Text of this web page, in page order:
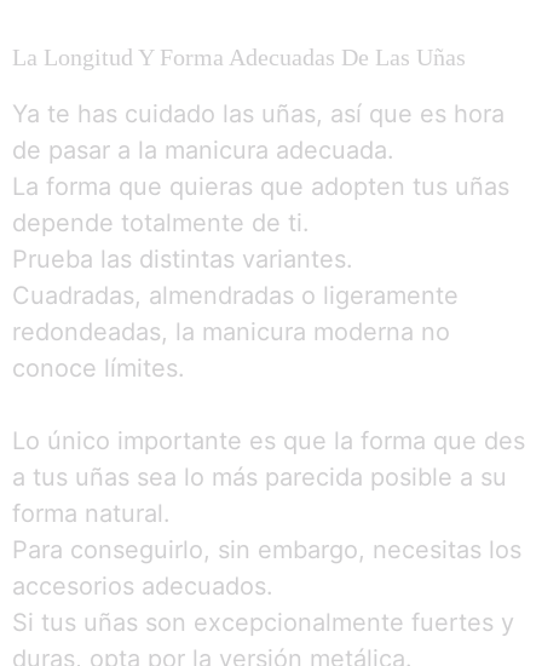
La Longitud Y Forma Adecuadas De Las Uñas
Ya te has cuidado las uñas, así que es hora
de pasar a la manicura adecuada.
La forma que quieras que adopten tus uñas
depende totalmente de ti.
Prueba las distintas variantes.
Cuadradas, almendradas o ligeramente
redondeadas, la manicura moderna no
conoce límites.
Lo único importante es que la forma que des
a tus uñas sea lo más parecida posible a su
forma natural.
Para conseguirlo, sin embargo, necesitas los
accesorios adecuados.
Si tus uñas son excepcionalmente fuertes y
duras, opta por la versión metálica.